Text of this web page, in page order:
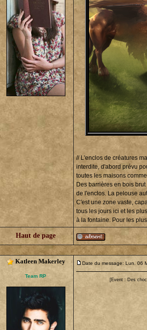
// L'enclos de créatures
interdite, d'abord prévu
toutes les maisons
Des barrières en bois
de l'enclos. La pelouse
C'est une zone vaste,
tous les jours ici et les
à la fontaine. Pour les
Haut de page
Katleen Makerley
Team RP
Date du message: Lun. 06
[Event : Des